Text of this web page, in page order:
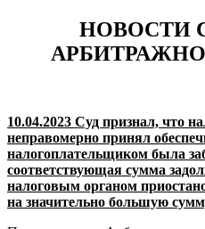
НОВОСТИ
10.04.2023 Суд признал, что
неправомерно принял
налогоплательщиком была
соответствующая сумма
налоговым органом
на значительно большую